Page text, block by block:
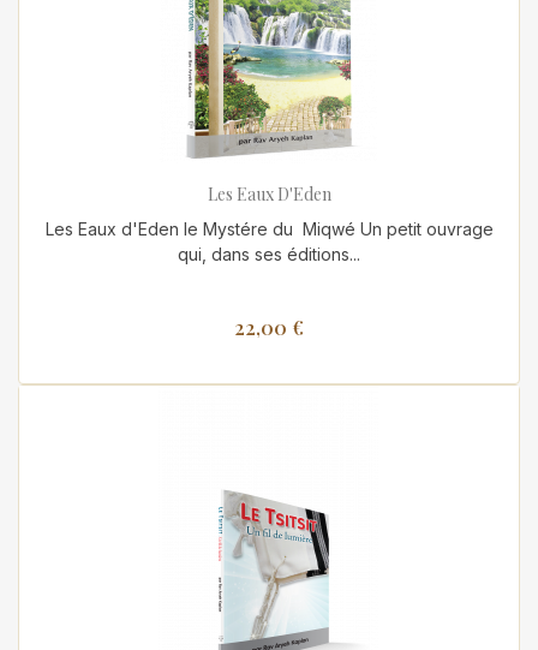
Les Eaux D'Eden
Les Eaux d'Eden le Mystére du Miqwé Un petit ouvrage
qui, dans ses éditions...
22,00 €